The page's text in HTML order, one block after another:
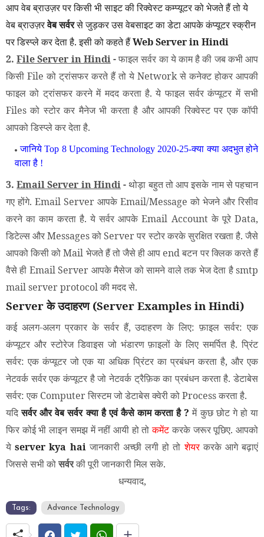
आप वेब ब्राउज़र पर किसी भी साइट की रिक्वेस्ट कम्प्यूटर को भेजते हैं तो ये
वेब ब्राउज़रवेब सर्वरसे जुड़कर उस वेबसाइट का डेटा आपके कंप्यूटर स्क्रीन
पर डिस्प्ले कर देता है. इसी को कहते हैंWeb Server in Hindi
2. File Server in Hindi-फाइल सर्वर का ये काम है की जब कभी आप
किसी File को ट्रांसफर करते हैं तो ये Network से कनेक्ट होकर आपकी
फाइल को ट्रांसफर करने में मदद करता है. ये फाइल सर्वर कंप्यूटर में सभी
Files को स्टोर कर मैनेज भी करता है और आपकी रिक्वेस्ट पर एक कॉपी
आपको डिस्प्ले कर देता है.
जानिये Top 8 Upcoming Technology 2020-25-क्या क्या अदभुत होने
वाला है !
3.Email Server in Hindi- थोड़ा बहुत तो आप इसके नाम से पहचान
गए होंगे. Email Server आपके Email/Message को भेजने और रिसीव
करने का काम करता है. ये सर्वर आपके Email Account के पूरे Data,
डिटेल्स और Messages को Server पर स्टोर करके सुरक्षित रखता है. जैसे
आपको किसी को Mail भेजते हैं तो जैसे ही आप end बटन पर क्लिक करते हैं
वैसे ही Email Server आपके मैसेज को सामने वाले तक भेज देता है smtp
mail server protocol की मदद से.
Server के उदाहरण (Server Examples in Hindi)
कई अलग-अलग प्रकार के सर्वर हैं, उदाहरण के लिए: फ़ाइल सर्वर: एक
कंप्यूटर और स्टोरेज डिवाइस जो भंडारण फ़ाइलों के लिए समर्पित है. प्रिंट
सर्वर: एक कंप्यूटर जो एक या अधिक प्रिंटर का प्रबंधन करता है, और एक
नेटवर्क सर्वर एक कंप्यूटर है जो नेटवर्क ट्रैफ़िक का प्रबंधन करता है. डेटाबेस
सर्वर: एक Computer सिस्टम जो डेटाबेस क्वेरी को Process करता है.
यदिसर्वर और वेब सर्वर क्या है एवं कैसे काम करता है ? में कुछ छोट गे हो या
फिर कोई भी लाइन समझ में नहीं आयी हो तोकमेंट करके जरूर पूछिए. आपको
येserver kya haiजानकारी अच्छी लगी हो तोशेयरकरके आगे बढ़ाएं
जिससे सभी कोसर्वरकी पूरी जानकारी मिल सके.
धन्यवाद,
Tags: Advance Technology